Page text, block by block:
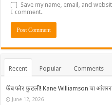
Save my name, email, and
I comment.
Recent Popular Comments
फॅब फोर फुटली! Kane Williamson चा
June 12, 2026